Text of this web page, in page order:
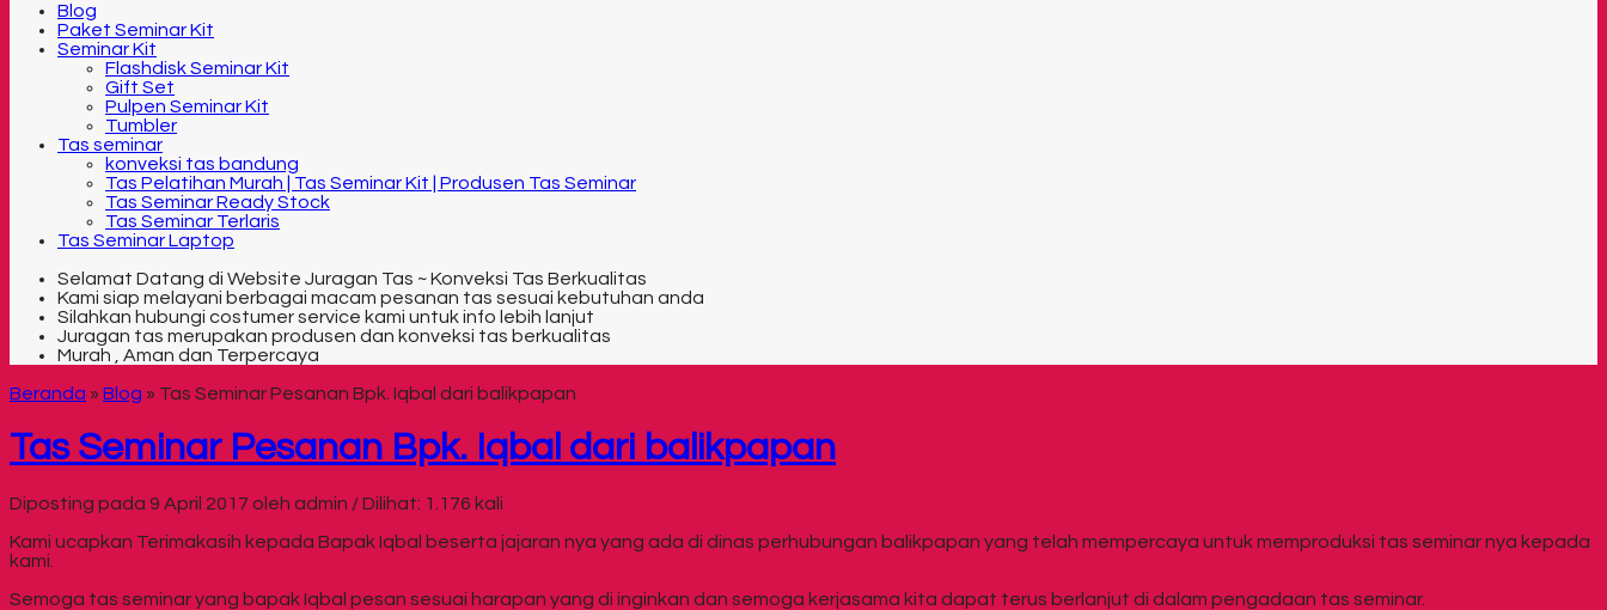
Blog
Paket Seminar Kit
Seminar Kit
Flashdisk Seminar Kit
Gift Set
Pulpen Seminar Kit
Tumbler
Tas seminar
konveksi tas bandung
Tas Pelatihan Murah | Tas Seminar Kit | Produsen Tas Seminar
Tas Seminar Ready Stock
Tas Seminar Terlaris
Tas Seminar Laptop
Selamat Datang di Website Juragan Tas ~ Konveksi Tas Berkualitas
Kami siap melayani berbagai macam pesanan tas sesuai kebutuhan anda
Silahkan hubungi costumer service kami untuk info lebih lanjut
Juragan tas merupakan produsen dan konveksi tas berkualitas
Murah , Aman dan Terpercaya
Beranda » Blog » Tas Seminar Pesanan Bpk. Iqbal dari balikpapan
Tas Seminar Pesanan Bpk. Iqbal dari balikpapan
Diposting pada 9 April 2017 oleh admin / Dilihat: 1.176 kali
Kami ucapkan Terimakasih kepada Bapak Iqbal beserta jajaran nya yang ada di dinas perhubungan balikpapan yang telah mempercaya untuk memproduksi tas seminar nya kepada
kami.
Semoga tas seminar yang bapak Iqbal pesan sesuai harapan yang di inginkan dan semoga kerjasama kita dapat terus berlanjut di dalam pengadaan tas seminar.